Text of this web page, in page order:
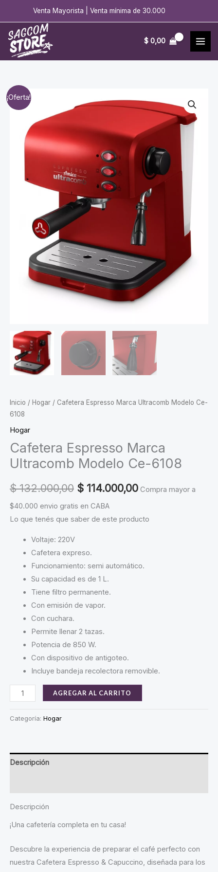
contenido
Venta Mayorista | Venta mínima de 30.000
$0,00
¡Oferta!
Inicio / Hogar / Cafetera Espresso Marca Ultracomb Modelo Ce-
6108
Hogar
Cafetera Espresso Marca
Ultracomb Modelo Ce-6108
$132.000,00 Original
price
$ 114.000,00Current
Compra mayor a
$40.000 envio gratis en CABA
Lo que tenés que saber de este producto
Voltaje: 220V
Cafetera expreso.
Funcionamiento: semi automático.
Su capacidad es de 1 L.
Tiene filtro permanente.
Con emisión de vapor.
Con cuchara.
Permite llenar 2 tazas.
Potencia de 850 W.
Con dispositivo de antigoteo.
Incluye bandeja recolectora removible.
Cafetera
Espresso
Marca
Ce-
AGREGAR AL CARRITO
Categoría: Hogar
Descripción
Descripción
¡Una cafetería completa en tu casa!
Descubre la experiencia de preparar el café perfecto con
nuestra Cafetera Espresso & Capuccino, diseñada para los